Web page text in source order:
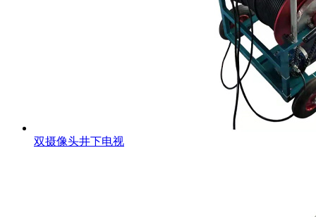
双摄像头井下电视